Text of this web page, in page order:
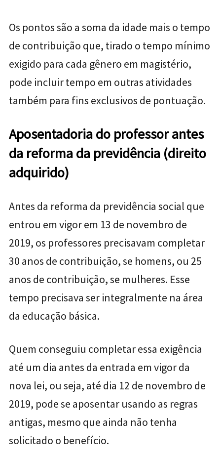
Os pontos são a soma da idade mais o tempo
de contribuição que, tirado o tempo mínimo
exigido para cada gênero em magistério,
pode incluir tempo em outras atividades
também para fins exclusivos de pontuação.
Aposentadoria do professor antes
da reforma da previdência (direito
adquirido)
Antes da reforma da previdência social que
entrou em vigor em 13 de novembro de
2019, os professores precisavam completar
30 anos de contribuição, se homens, ou 25
anos de contribuição, se mulheres. Esse
tempo precisava ser integralmente na área
da educação básica.
Quem conseguiu completar essa exigência
até um dia antes da entrada em vigor da
nova lei, ou seja, até dia 12 de novembro de
2019, pode se aposentar usando as regras
antigas, mesmo que ainda não tenha
solicitado o benefício.